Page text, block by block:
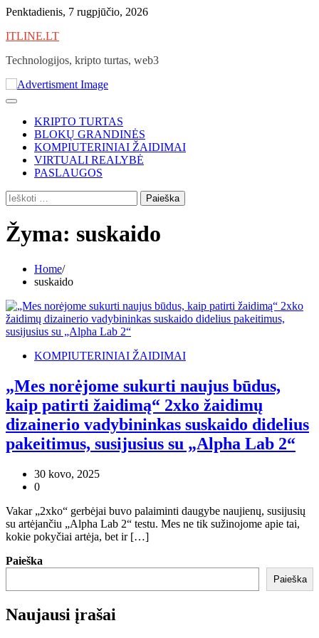
Skip
content
Penktadienis, 7 rugpjūčio, 2026
ITLINE.LT
Technologijos, kripto turtas, web3
KRIPTO TURTAS
BLOKŲ GRANDINĖS
KOMPIUTERINIAI ŽAIDIMAI
VIRTUALI REALYBĖ
PASLAUGOS
Ieškoti:
Žyma: suskaido
Home
suskaido
KOMPIUTERINIAI ŽAIDIMAI
„Mes norėjome sukurti naujus būdus,
kaip patirti žaidimą“ 2xko žaidimų
dizainerio vadybininkas suskaido didelius
pakeitimus, susijusius su „Alpha Lab 2“
30 kovo, 2025
0
Vakar „2xko“ gerbėjai buvo palaiminti daugybe naujienų, susijusių
su artėjančiu „Alpha Lab 2“ testu. Mes ne tik sužinojome apie tai,
kokie pokyčiai artėja, bet ir […]
Paieška
Paieška
Naujausi įrašai